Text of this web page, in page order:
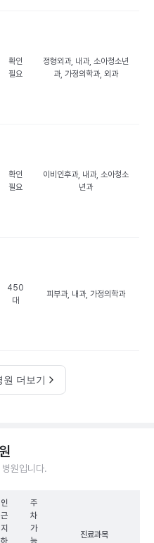
확인
필요
정형외과, 내과, 소아청소년
과, 가정의학과, 외과
확인
필요
이비인후과, 내과, 소아청소
년과
450
대
피부과, 내과, 가정의학과
원 더보기
원입니다.
인
근
지
하
주
차
가
능
진료과목